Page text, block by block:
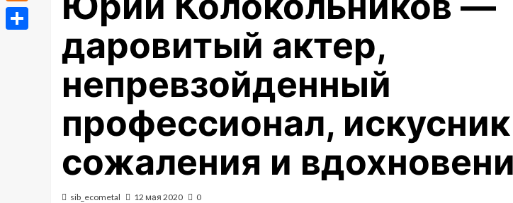
даровитый актер,
непревзойденный
профессионал, искусник
сожаления и
sib_ecometal 12 мая 2020 0
Odnoklassniki